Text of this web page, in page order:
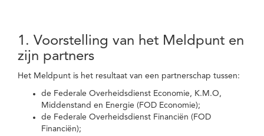
1. Voorstelling van het Meldpunt en
zijn partners
Het Meldpunt is het resultaat van een partnerschap tussen:
de Federale Overheidsdienst Economie, K.M.O,
Middenstand en Energie (FOD Economie);
de Federale Overheidsdienst Financiën (FOD
Financiën);